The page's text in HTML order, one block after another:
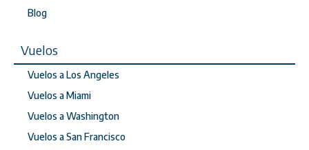
Blog
Vuelos
Vuelos a Los Angeles
Vuelos a Miami
Vuelos a Washington
Vuelos a San Francisco